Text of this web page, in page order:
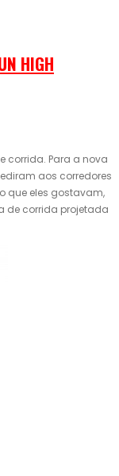
HIGH
corrida. Para a nova
aos corredores
que eles gostavam,
de corrida projetada